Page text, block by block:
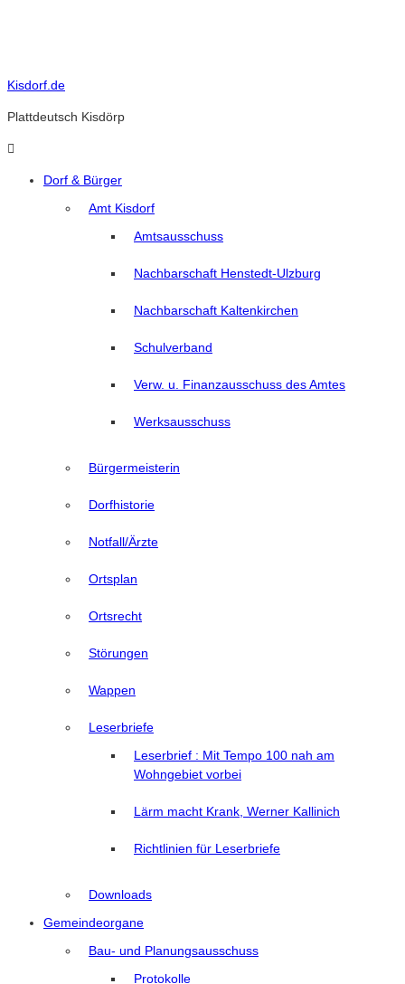
Kisdorf.de
Plattdeutsch Kisdörp
Dorf & Bürger
Amt Kisdorf
Amtsausschuss
Nachbarschaft Henstedt-Ulzburg
Nachbarschaft Kaltenkirchen
Schulverband
Verw. u. Finanzausschuss des Amtes
Werksausschuss
Bürgermeisterin
Dorfhistorie
Notfall/Ärzte
Ortsplan
Ortsrecht
Störungen
Wappen
Leserbriefe
Leserbrief : Mit Tempo 100 nah am
Wohngebiet vorbei
Lärm macht Krank, Werner Kallinich
Richtlinien für Leserbriefe
Downloads
Gemeindeorgane
Bau- und Planungsausschuss
Protokolle